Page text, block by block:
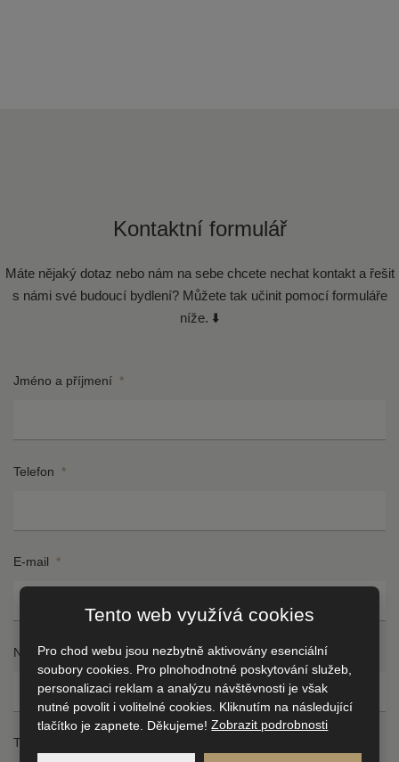
Kontaktní formulář
Máte nějaký dotaz nebo nám na sebe chcete nechat kontakt a řešit
s námi své budoucí bydlení? Můžete tak učinit pomocí formuláře
níže. ⬇️
Jméno a příjmení *
Telefon *
E-mail *
Nejbližší obchodní centrum *
Text zprávy
Tento web využívá cookies
Pro chod webu jsou nezbytně aktivovány esenciální
soubory cookies. Pro plnohodnotné poskytování služeb,
personalizaci reklam a analýzu návštěvnosti je však
nutné povolit i volitelné cookies. Kliknutím na následující
tlačítko je zapnete. Děkujeme!Zobrazit podrobnosti